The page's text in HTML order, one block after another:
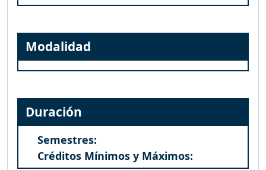
Modalidad
Duración
Semestres:
Créditos Mínimos y Máximos: